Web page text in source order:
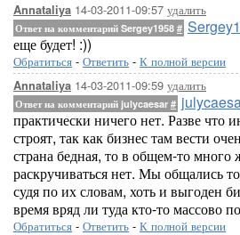
Annataliya 14-03-2011-09:57 удалить
Ответ на комментарий Sergey1958 #
еще будет! :))
Обратиться - Ответить - К полной версии
Annataliya 14-03-2011-09:59 удалить
Ответ на комментарий julycaesar #
практически ничего нет. Разве что
строят, так как бизнес там вести
страна бедная, то в общем-то
раскручиваться нет. Мы общались
судя по их словам, хоть и выгоден
время вряд ли туда кто-то массово
Обратиться - Ответить - К полной версии